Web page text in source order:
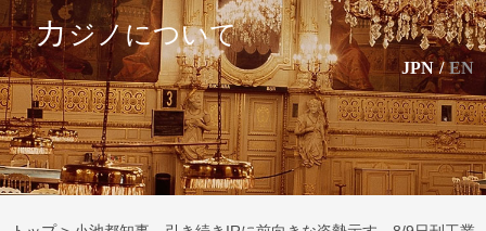
カジノについて
JPN / EN